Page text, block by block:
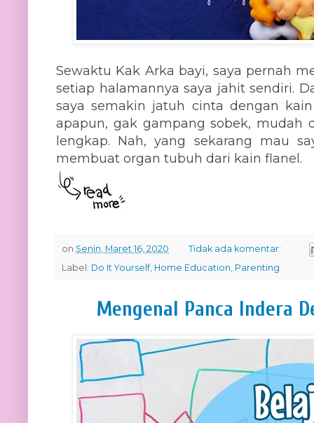
Sewaktu Kak Arka bayi, saya pernah
setiap halamannya saya jahit sendiri.
saya semakin jatuh cinta dengan
apapun, gak gampang sobek, mudah
lengkap. Nah, yang sekarang mau
membuat organ tubuh dari kain flanel.
on Senin, Maret 16, 2020
Tidak ada komentar:
Label: Do It Yourself, Home Education Parenting
Mengenal Panca Indera